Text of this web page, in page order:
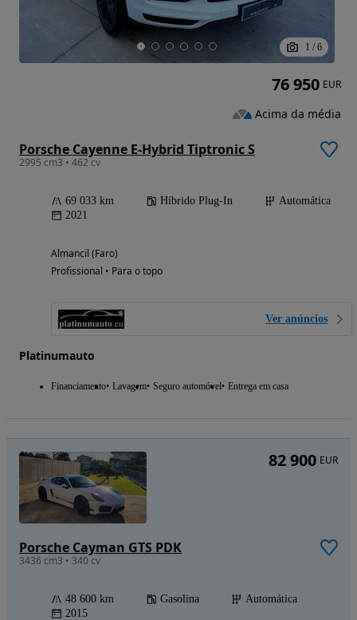
1 / 6
Porsche Cayenne E-Hybrid Tiptronic S
2995 cm3 • 462 cv
69 033 km Híbrido Plug-In
Automática
2021
Almancil (Faro)
Profissional • Para o topo
Ver anúncios
Platinumauto
Financiamento Lavagem Seguro automóvel Entrega em casa
76 950 EUR
Acima da média
Porsche Cayman GTS PDK
3436 cm3 • 340 cv
48 600 km Gasolina
Automática
2015
82 900 EUR